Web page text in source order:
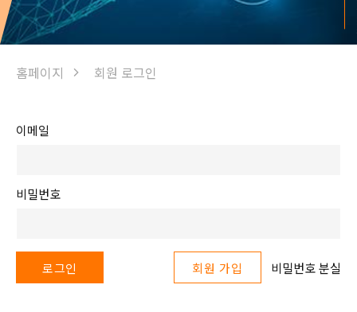
홈페이지 회원 로그인
이메일
비밀번호
로그인 회원 가입 비밀번호 분실